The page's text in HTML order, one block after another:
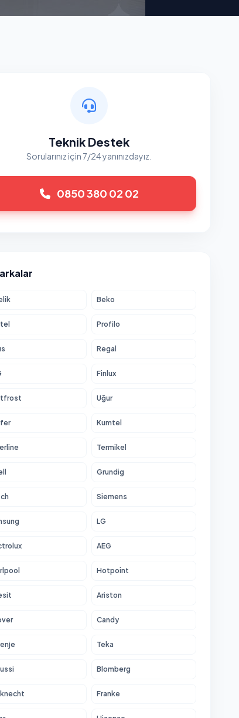
Teknik Destek
Sorularınız için 7/24 yanınızdayız.
0850 380 02 02
Beko
Profilo
Regal
Finlux
Uğur
Kumtel
Termikel
Grundig
Siemens
LG
AEG
Hotpoint
Ariston
Candy
Teka
Blomberg
Franke